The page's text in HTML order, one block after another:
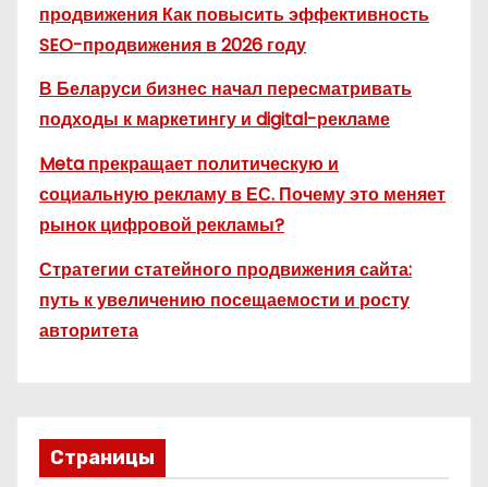
продвижения Как повысить эффективность
SEO-продвижения в 2026 году
В Беларуси бизнес начал пересматривать
подходы к маркетингу и digital-рекламе
Meta прекращает политическую и
социальную рекламу в ЕС. Почему это меняет
рынок цифровой рекламы?
Стратегии статейного продвижения сайта:
путь к увеличению посещаемости и росту
авторитета
Страницы